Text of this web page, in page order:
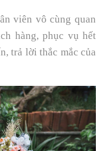
viên vô cùng quan
hàng, phục vụ hết
trả lời thắc mắc của